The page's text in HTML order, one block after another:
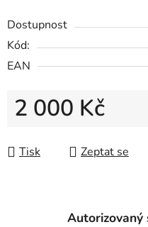
Dostupnost
Kód:
EAN
2 000 Kč
Tisk
Zeptat se
Autorizovaný